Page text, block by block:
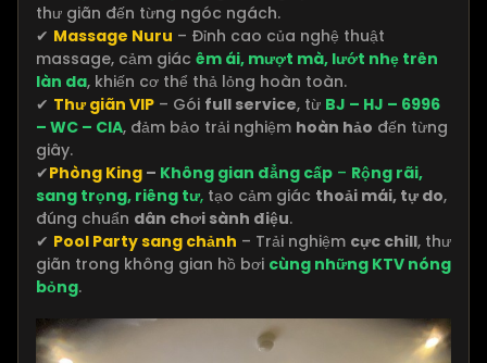
thư giãn đến từng ngóc ngách.
✔ Massage Nuru – Đỉnh cao của nghệ thuật
massage, cảm giác êm ái, mượt mà, lướt nhẹ trên
làn da, khiến cơ thể thả lỏng hoàn toàn.
✔ Thư giãn VIP – Gói full service, từ BJ – HJ – 6996
– WC – CIA, đảm bảo trải nghiệm hoàn hảo đến từng
giây.
✔Phòng King – Không gian đẳng cấp – Rộng rãi,
sang trọng, riêng tư, tạo cảm giác thoải mái, tự do,
đúng chuẩn dân chơi sành điệu.
✔ Pool Party sang chảnh – Trải nghiệm cực chill, thư
giãn trong không gian hồ bơi cùng những KTV nóng
bỏng.